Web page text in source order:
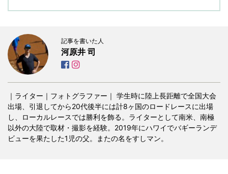
記事を書いた人
河原井 司
｜ライター｜フォトグラファー｜ 学生時に陸上長距離で全国大会
出場、引退してから20代後半には計8ヶ国のロードレースに出場
し、ローカルレースでは勝利を飾る。ライターとして南米、南極
以外の大陸で取材・撮影を経験。2019年にハワイでバギーランデ
ビューを果たした1児の父。またの名をすしマン。